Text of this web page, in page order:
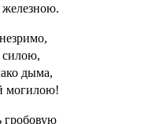
железною.
силою,
дыма,
могилою!
гробовую